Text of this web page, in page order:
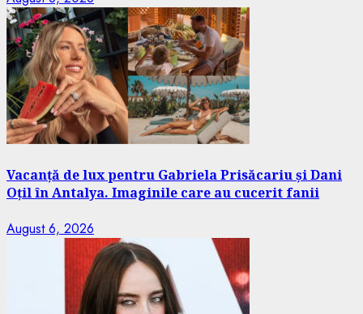
Vacanță de lux pentru Gabriela Prisăcariu și Dani
Oțil în Antalya. Imaginile care au cucerit fanii
August 6, 2026